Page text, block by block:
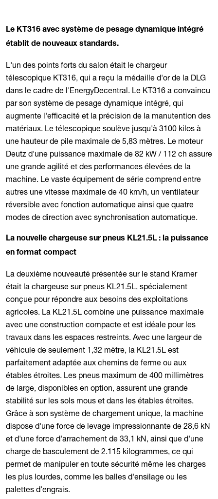
Le KT316 avec système de pesage dynamique intégré
établit de nouveaux standards.
L'un des points forts du salon était le chargeur
télescopique KT316, qui a reçu la médaille d'or de la DLG
dans le cadre de l'EnergyDecentral. Le KT316 a convaincu
par son système de pesage dynamique intégré, qui
augmente l'efficacité et la précision de la manutention des
matériaux. Le télescopique soulève jusqu'à 3100 kilos à
une hauteur de pile maximale de 5,83 mètres. Le moteur
Deutz d'une puissance maximale de 82 kW / 112 ch assure
une grande agilité et des performances élevées de la
machine. Le vaste équipement de série comprend entre
autres une vitesse maximale de 40 km/h, un ventilateur
réversible avec fonction automatique ainsi que quatre
modes de direction avec synchronisation automatique.
La nouvelle chargeuse sur pneus KL21.5L : la puissance
en format compact
La deuxième nouveauté présentée sur le stand Kramer
était la chargeuse sur pneus KL21.5L, spécialement
conçue pour répondre aux besoins des exploitations
agricoles. La KL21.5L combine une puissance maximale
avec une construction compacte et est idéale pour les
travaux dans les espaces restreints. Avec une largeur de
véhicule de seulement 1,32 mètre, la KL21.5L est
parfaitement adaptée aux chemins de ferme ou aux
étables étroites. Les pneus maximum de 400 millimètres
de large, disponibles en option, assurent une grande
stabilité sur les sols mous et dans les étables étroites.
Grâce à son système de chargement unique, la machine
dispose d'une force de levage impressionnante de 28,6 kN
et d'une force d'arrachement de 33,1 kN, ainsi que d'une
charge de basculement de 2.115 kilogrammes, ce qui
permet de manipuler en toute sécurité même les charges
les plus lourdes, comme les balles d'ensilage ou les
palettes d'engrais.